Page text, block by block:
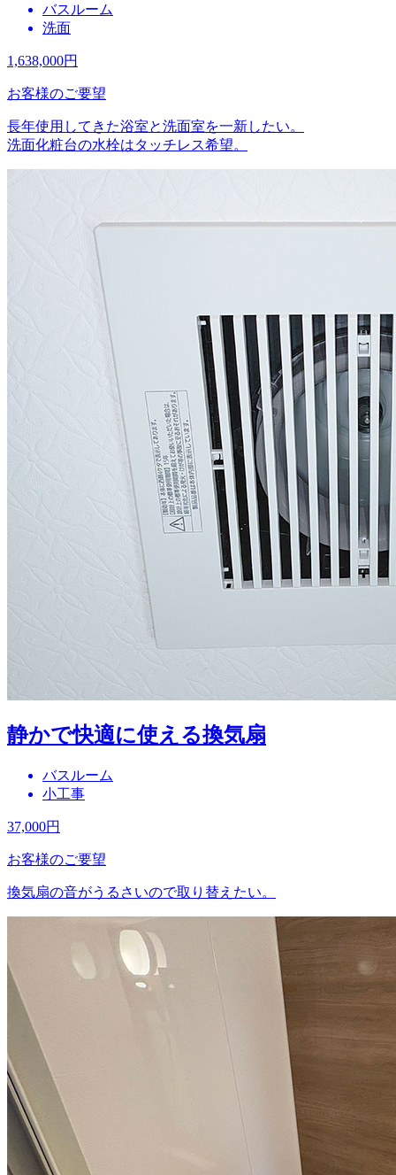
バスルーム
洗面
1,638,000円
お客様のご要望
長年使用してきた浴室と洗面室を一新したい。
洗面化粧台の水栓はタッチレス希望。
静かで快適に使える換気扇
バスルーム
小工事
37,000円
お客様のご要望
換気扇の音がうるさいので取り替えたい。